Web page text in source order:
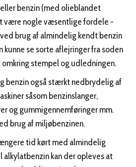
benzin (med olieblandet
være nogle væsentlige fordele -
brug af almindelig kendt benzin
se sorte aflejringer fra soden
stempel og udledningen.
benzin også stærkt nedbrydelig af
såsom benzinslanger,
og gummigennemføringer mm.
brug af miljøbenzinen.
tid kørt med almindelig
alkylatbenzin kan der opleves at